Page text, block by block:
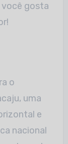
você gosta
o
uma
e
nacional